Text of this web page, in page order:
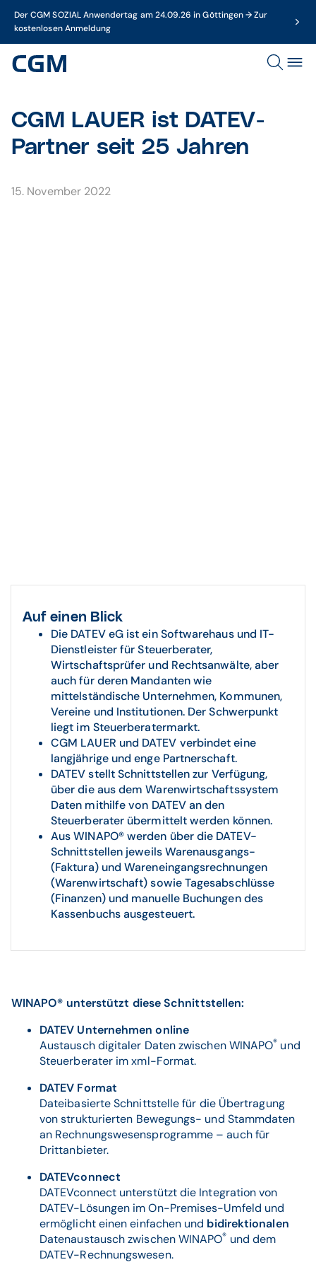
Der CGM SOZIAL Anwendertag am 24.09.26 in Göttingen → Zur
kostenlosen Anmeldung
CGM LAUER ist DATEV-
Partner seit 25 Jahren
15. November 2022
Auf einen Blick
Die DATEV eG ist ein Softwarehaus und IT-
Dienstleister für Steuerberater,
Wirtschaftsprüfer und Rechtsanwälte, aber
auch für deren Mandanten wie
mittelständische Unternehmen, Kommunen,
Vereine und Institutionen. Der Schwerpunkt
liegt im Steuerberatermarkt.
CGM LAUER und DATEV verbindet eine
langjährige und enge Partnerschaft.
DATEV stellt Schnittstellen zur Verfügung,
über die aus dem Warenwirtschaftssystem
Daten mithilfe von DATEV an den
Steuerberater übermittelt werden können.
Aus WINAPO® werden über die DATEV-
Schnittstellen jeweils Warenausgangs-
(Faktura) und Wareneingangsrechnungen
(Warenwirtschaft) sowie Tagesabschlüsse
(Finanzen) und manuelle Buchungen des
Kassenbuchs ausgesteuert.
WINAPO® unterstützt diese Schnittstellen:
DATEV Unternehmen online
Austausch digitaler Daten zwischen WINAPO® und
Steuerberater im xml-Format.
DATEV Format
Dateibasierte Schnittstelle für die Übertragung
von strukturierten Bewegungs- und Stammdaten
an Rechnungswesensprogramme – auch für
Drittanbieter.
DATEVconnect
DATEVconnect unterstützt die Integration von
DATEV-Lösungen im On-Premises-Umfeld und
ermöglicht einen einfachen und bidirektionalen
Datenaustausch zwischen WINAPO® und dem
DATEV-Rechnungswesen.